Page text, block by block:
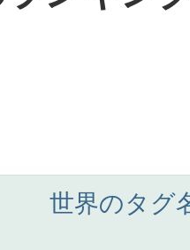
世界のタグ